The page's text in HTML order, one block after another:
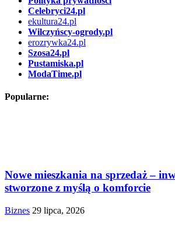
Celebryci24.pl
ekultura24.pl
Wilczyńscy-ogrody.pl
erozrywka24.pl
Szosa24.pl
Pustamiska.pl
ModaTime.pl
Popularne:
Nowe mieszkania na sprzedaż –
stworzone z myślą o komforcie
Biznes 29 lipca, 2026